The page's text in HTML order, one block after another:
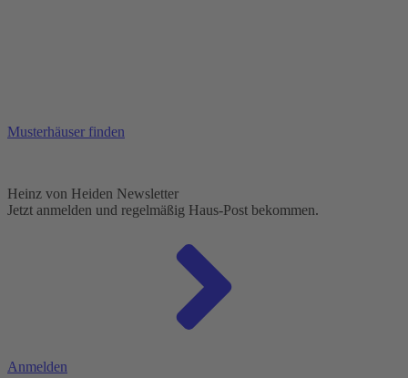
Musterhäuser finden
Heinz von Heiden Newsletter
Jetzt anmelden und regelmäßig Haus-Post bekommen.
Anmelden